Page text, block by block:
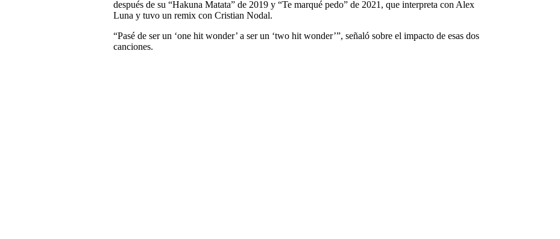
después de su “Hakuna Matata” de 2019 y “Te marqué pedo” de 2021, que interpreta con Alex
Luna y tuvo un remix con Cristian Nodal.
“Pasé de ser un ‘one hit wonder’ a ser un ‘two hit wonder’”, señaló sobre el impacto de esas dos
canciones.